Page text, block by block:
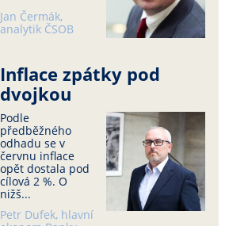
Jan Čermák,
analytik ČSOB
Inflace zpátky pod
dvojkou
Podle
předběžného
odhadu se v
červnu inflace
opět dostala pod
cílová 2 %. O
nižš...
Petr Dufek, hlavní